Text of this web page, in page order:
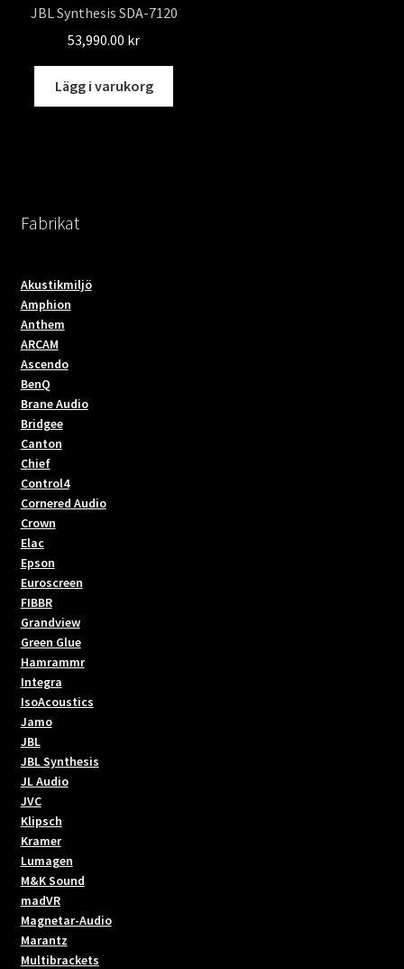
JBL Synthesis SDA-7120
53,990.00 kr
Lägg i varukorg
Fabrikat
Akustikmiljö
Amphion
Anthem
ARCAM
Ascendo
BenQ
Brane Audio
Bridgee
Canton
Chief
Control4
Cornered Audio
Crown
Elac
Epson
Euroscreen
FIBBR
Grandview
Green Glue
Hamrammr
Integra
IsoAcoustics
Jamo
JBL
JBL Synthesis
JL Audio
JVC
Klipsch
Kramer
Lumagen
M&K Sound
madVR
Magnetar-Audio
Marantz
Multibrackets